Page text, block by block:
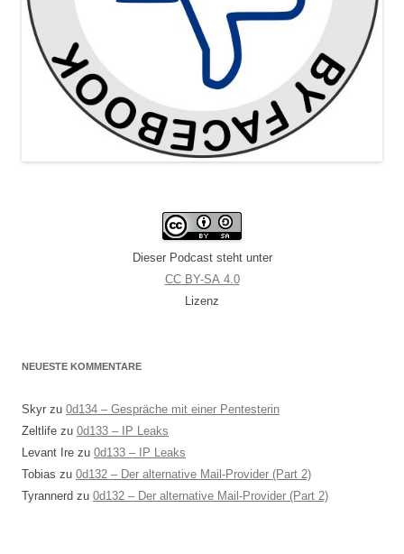
Dieser Podcast steht unter
CC BY-SA 4.0
Lizenz
NEUESTE KOMMENTARE
Skyr zu 0d134 – Gespräche mit einer Pentesterin
Zeltlife zu 0d133 – IP Leaks
Levant Ire zu 0d133 – IP Leaks
Tobias zu 0d132 – Der alternative Mail-Provider (Part 2)
Tyrannerd zu 0d132 – Der alternative Mail-Provider (Part 2)